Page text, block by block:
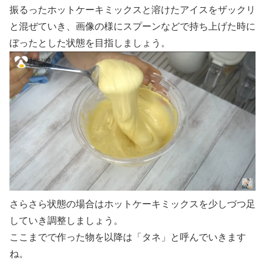
振るったホットケーキミックスと溶けたアイスをザックリ
と混ぜていき、画像の様にスプーンなどで持ち上げた時に
ぼったとした状態を目指しましょう。
さらさら状態の場合はホットケーキミックスを少しづつ足
していき調整しましょう。
ここまでで作った物を以降は「タネ」と呼んでいきます
ね。